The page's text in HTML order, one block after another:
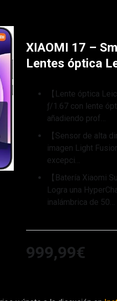
XIAOMI 17 –
Lentes óptica
【Lente óptica
ƒ/1.67 con lente
añadiendo prof…
【Sensor de alta
imagen Light
excepci…
【Batería Xiaomi
Logra una
inalámbrica de 50…
999,99€